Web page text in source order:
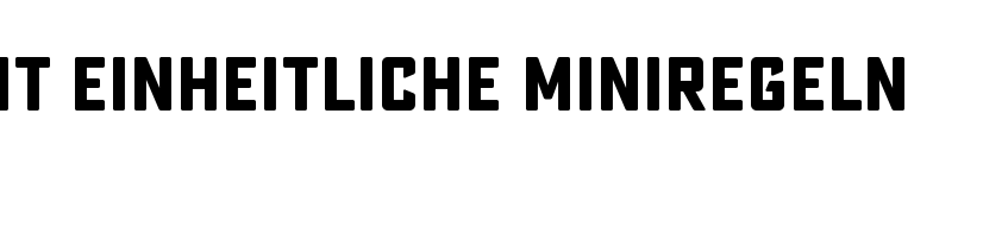
einheitliche Miniregeln